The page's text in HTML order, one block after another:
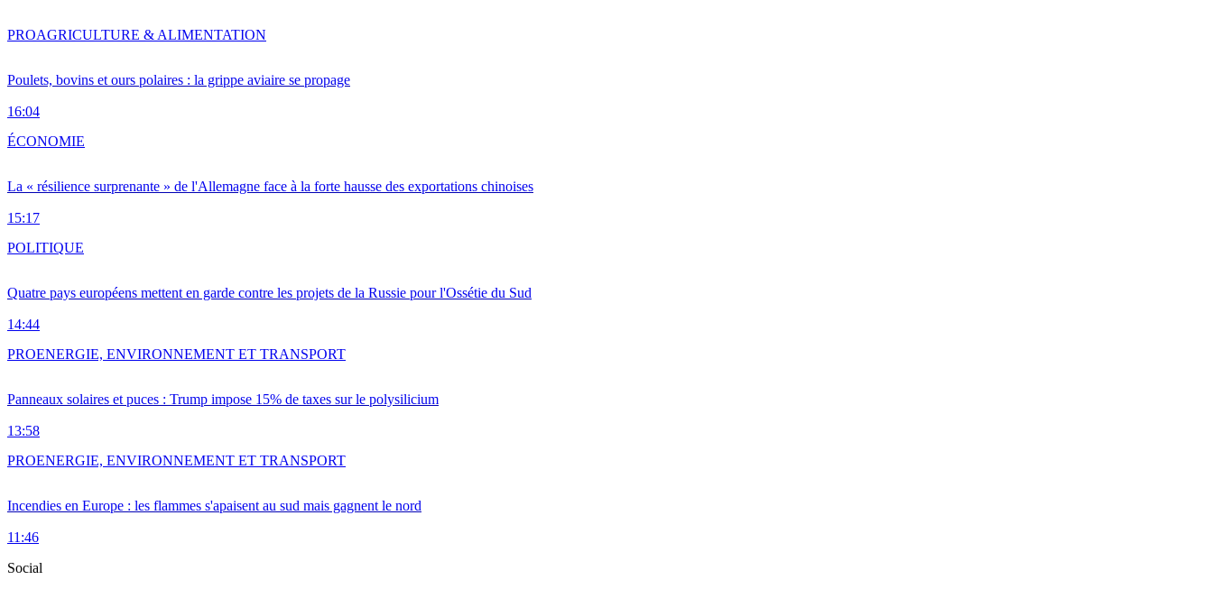
Poulets, bovins et ours polaires : la grippe aviaire se propage
16:04
PROAGRICULTURE & ALIMENTATION
La « résilience surprenante » de l'Allemagne face à la forte hausse des exportations chinoises
15:17
ÉCONOMIE
Quatre pays européens mettent en garde contre les projets de la Russie pour l'Ossétie du Sud
14:44
POLITIQUE
Panneaux solaires et puces : Trump impose 15% de taxes sur le polysilicium
13:58
PROENERGIE, ENVIRONNEMENT ET TRANSPORT
Incendies en Europe : les flammes s'apaisent au sud mais gagnent le nord
11:46
PROENERGIE, ENVIRONNEMENT ET TRANSPORT
Social